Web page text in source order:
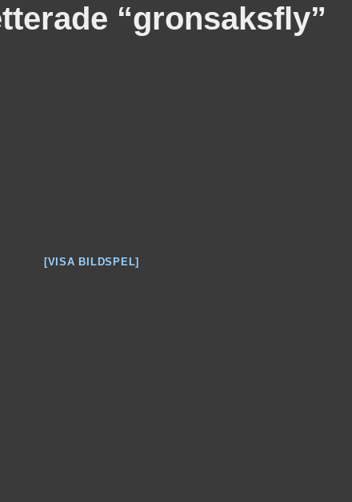
“gronsaksfly”
[VISA BILDSPEL]